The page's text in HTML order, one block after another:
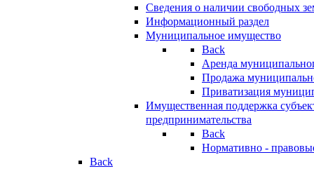
Сведения о наличии свободных
Информационный раздел
Муниципальное имущество
Back
Аренда
Продажа
Приватизация
Имущественная поддержка
предпринимательства
Back
Нормативно -
Back